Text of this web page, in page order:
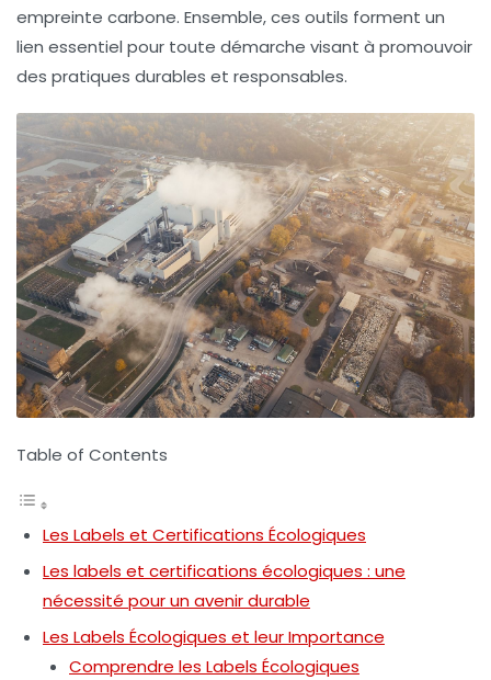
empreinte carbone. Ensemble, ces outils forment un
lien essentiel pour toute démarche visant à promouvoir
des pratiques durables et responsables.
Table of Contents
Les Labels et Certifications Écologiques
Les labels et certifications écologiques : une
nécessité pour un avenir durable
Les Labels Écologiques et leur Importance
Comprendre les Labels Écologiques